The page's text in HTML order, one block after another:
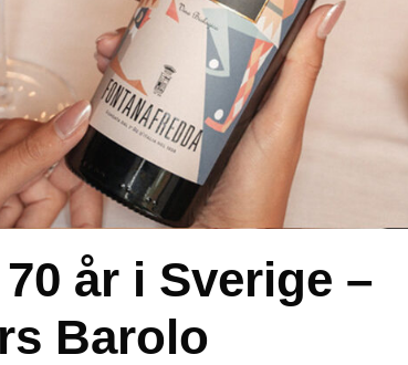
år i Sverige –
Barolo